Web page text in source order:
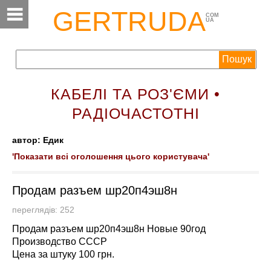
GERTRUDACOM
UA
КАБЕЛІ ТА РОЗ'ЄМИ •
РАДІОЧАСТОТНІ
автор: Едик
'Показати всі оголошення цього користувача'
Продам разъем шр20п4эш8н
переглядів: 252
Продам разъем шр20п4эш8н Новые 90год
Производство СССР
Цена за штуку 100 грн.